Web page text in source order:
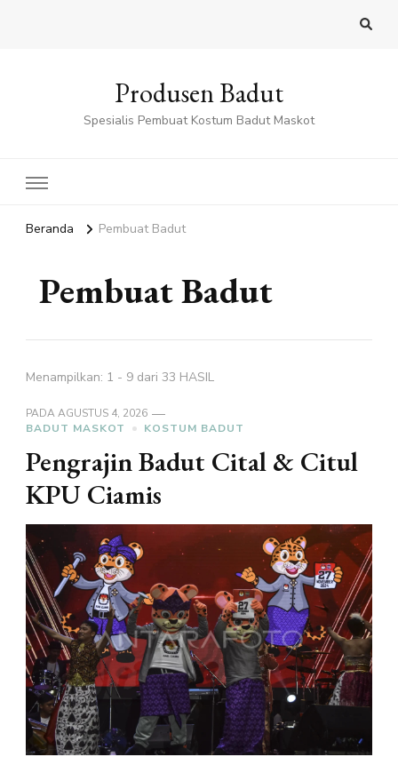
Produsen Badut
Spesialis Pembuat Kostum Badut Maskot
Beranda Pembuat Badut
Pembuat Badut
Menampilkan: 1 - 9 dari 33 HASIL
PADAAGUSTUS 4, 2026
BADUT MASKOT
KOSTUM BADUT
Pengrajin Badut Cital & Citul
KPU Ciamis